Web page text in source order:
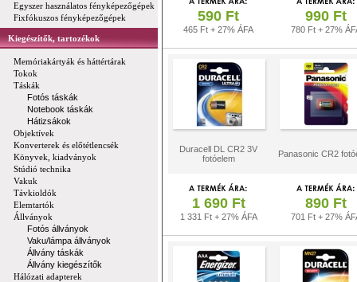
Egyszer használatos fényképezőgépek
Fixfókuszos fényképezőgépek
Kiegészítők, tartozékok
Memóriakártyák és háttértárak
Tokok
Táskák
Fotós táskák
Notebook táskák
Hátizsákok
Objektívek
Konverterek és előtétlencsék
Könyvek, kiadványok
Stúdió technika
Vakuk
Távkioldók
Elemtartók
Állványok
Fotós állványok
Vaku/lámpa állványok
Állvány táskák
Állvány kiegészítők
Hálózati adapterek
590 Ft
465 Ft + 27% ÁFA
990 Ft
780 Ft + 27%
Duracell DL CR2 3V
fotóelem
Panasonic CR2
1 690 Ft
1 331 Ft + 27% ÁFA
890 Ft
701 Ft + 27%